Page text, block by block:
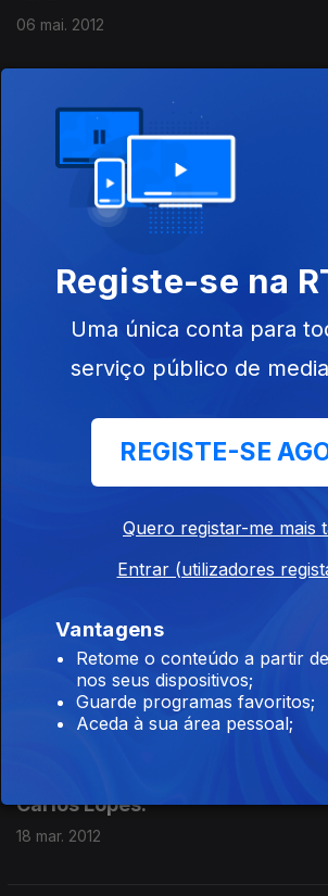
06 mai. 2012
João Leite joga na equipa de
Moscovo. É o convidado de Nós
29 abr. 2012
convidado de José Carlos Lopes
quatro continentes - Europa,
e Ásia. Sexta-feira estreou-se
Marta Nunes é a convidada de
25 mar. 2012
Carlos Lopes.
18 mar. 2012
Registe-se na
Uma única conta para
serviço público de media
REGISTE-SE
Quero registar-me mais
Entrar (utilizadores
Vantagens
Retome o conteúdo a partir
nos seus dispositivos;
Guarde programas favoritos;
Aceda à sua área pessoal;